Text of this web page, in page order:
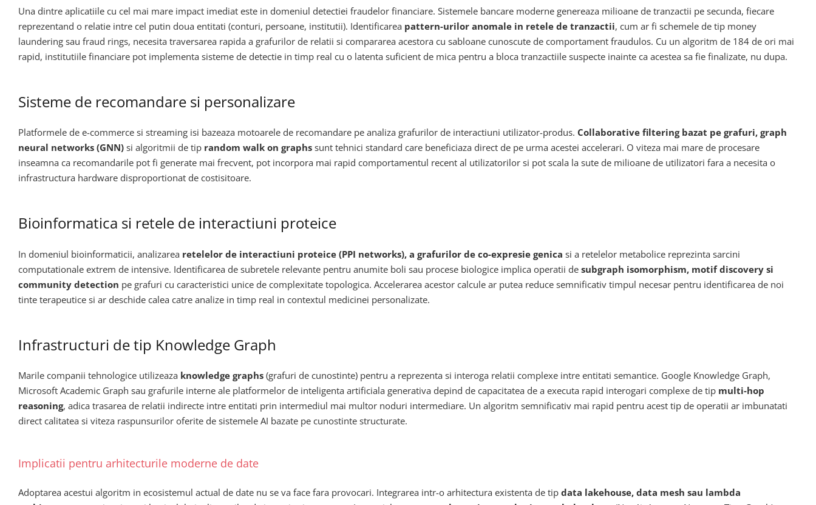
Una dintre aplicatiile cu cel mai mare impact imediat este in domeniul detectiei fraudelor financiare. Sistemele bancare moderne genereaza milioane de tranzactii pe secunda, fiecare
reprezentand o relatie intre cel putin doua entitati (conturi, persoane, institutii). Identificarea pattern-urilor anomale in retele de tranzactii, cum ar fi schemele de tip money
laundering sau fraud rings, necesita traversarea rapida a grafurilor de relatii si compararea acestora cu sabloane cunoscute de comportament fraudulos. Cu un algoritm de 184 de ori mai
rapid, institutiile financiare pot implementa sisteme de detectie in timp real cu o latenta suficient de mica pentru a bloca tranzactiile suspecte inainte ca acestea sa fie finalizate, nu dupa.
Sisteme de recomandare si personalizare
Platformele de e-commerce si streaming isi bazeaza motoarele de recomandare pe analiza grafurilor de interactiuni utilizator-produs. Collaborative filtering bazat pe grafuri, graph
neural networks (GNN) si algoritmii de tip random walk on graphs sunt tehnici standard care beneficiaza direct de pe urma acestei accelerari. O viteza mai mare de procesare
inseamna ca recomandarile pot fi generate mai frecvent, pot incorpora mai rapid comportamentul recent al utilizatorilor si pot scala la sute de milioane de utilizatori fara a necesita o
infrastructura hardware disproportionat de costisitoare.
Bioinformatica si retele de interactiuni proteice
In domeniul bioinformaticii, analizarea retelelor de interactiuni proteice (PPI networks), a grafurilor de co-expresie genica si a retelelor metabolice reprezinta sarcini
computationale extrem de intensive. Identificarea de subretele relevante pentru anumite boli sau procese biologice implica operatii de subgraph isomorphism, motif discovery si
community detection pe grafuri cu caracteristici unice de complexitate topologica. Accelerarea acestor calcule ar putea reduce semnificativ timpul necesar pentru identificarea de noi
tinte terapeutice si ar deschide calea catre analize in timp real in contextul medicinei personalizate.
Infrastructuri de tip Knowledge Graph
Marile companii tehnologice utilizeaza knowledge graphs (grafuri de cunostinte) pentru a reprezenta si interoga relatii complexe intre entitati semantice. Google Knowledge Graph,
Microsoft Academic Graph sau grafurile interne ale platformelor de inteligenta artificiala generativa depind de capacitatea de a executa rapid interogari complexe de tip multi-hop
reasoning, adica trasarea de relatii indirecte intre entitati prin intermediul mai multor noduri intermediare. Un algoritm semnificativ mai rapid pentru acest tip de operatii ar imbunatati
direct calitatea si viteza raspunsurilor oferite de sistemele AI bazate pe cunostinte structurate.
Implicatii pentru arhitecturile moderne de date
Adoptarea acestui algoritm in ecosistemul actual de date nu se va face fara provocari. Integrarea intr-o arhitectura existenta de tip data lakehouse, data mesh sau lambda